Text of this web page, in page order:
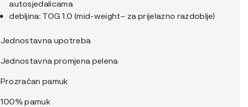
autosjedalicama
debljina: TOG 1.0 (mid-weight– za prijelazno razdoblje)
Jednostavna upotreba
Jednostavna promjena pelena
Prozračan pamuk
100% pamuk